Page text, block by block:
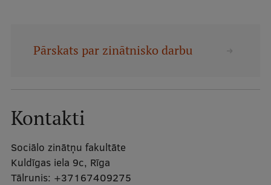
Mobile
izvēlne
Maģistra studiju programmas
Doktorantūra
Pārskats par zinātnisko darbu
Kontakti
Sociālo zinātņu fakultāte
Kuldīgas iela 9c, Rīga
Tālrunis: +37167409275